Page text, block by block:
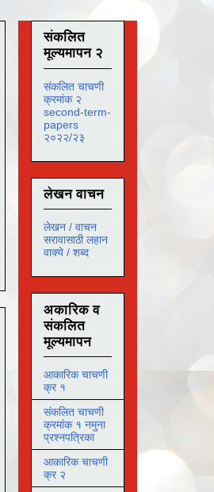
संकलित
मूल्यमापन २
संकलित चाचणी
क्रमांक २
second-term-
papers
२०२२/२३
लेखन वाचन
लेखन / वाचन
सरावासाठी लहान
वाक्ये / शब्द
अकारिक व
संकलित
मूल्यमापन
आकारिक चाचणी
क्र १
संकलित चाचणी
क्रमांक १ नमुना
प्रश्नपत्रिका
आकारिक चाचणी
क्र २